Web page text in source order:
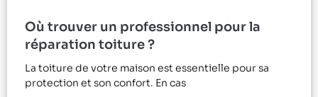
Où trouver un professionnel pour la
réparation toiture ?
La toiture de votre maison est essentielle pour sa
protection et son confort. En cas